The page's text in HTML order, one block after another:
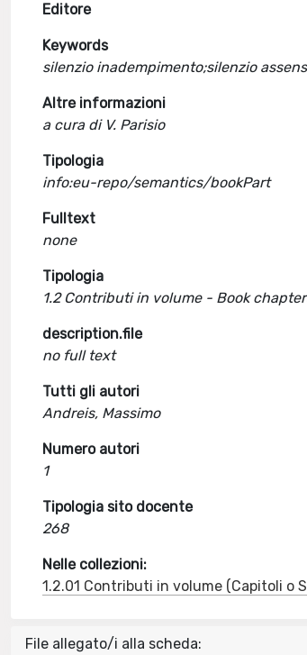
Editore
Keywords
silenzio inadempimento;silenzio
Altre informazioni
a cura di V. Parisio
Tipologia
info:eu-repo/semantics/bookPart
Fulltext
none
Tipologia
1.2 Contributi in volume - Book
description.file
no full text
Tutti gli autori
Andreis, Massimo
Numero autori
1
Tipologia sito docente
268
Nelle collezioni:
1.2.01 Contributi in volume (Capitoli o
File allegato/i alla scheda: